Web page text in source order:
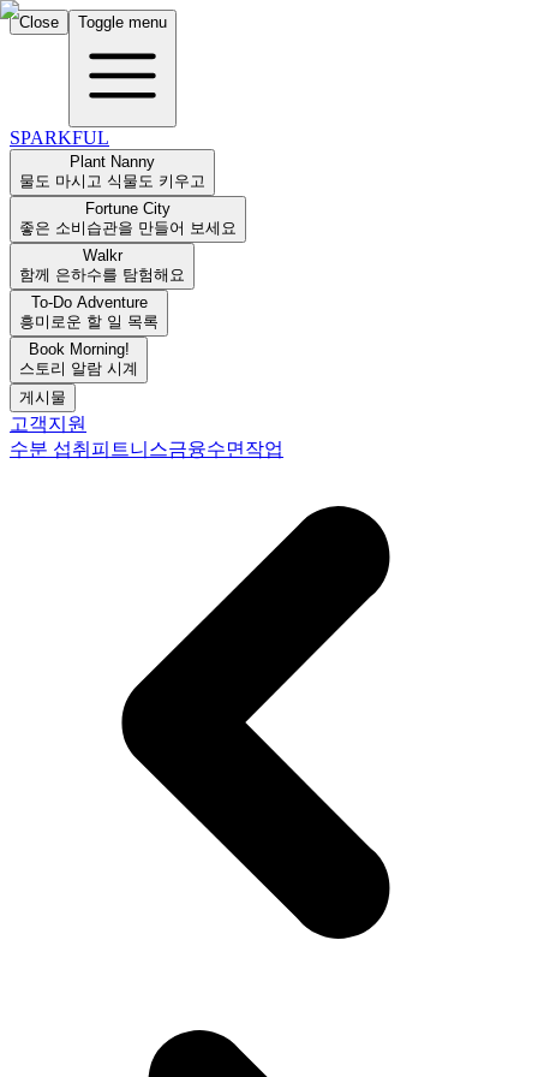
Close Toggle menu
SPARKFUL
Plant Nanny
물도 마시고 식물도 키우고
Fortune City
좋은 소비습관을 만들어 보세요
Walkr
함께 은하수를 탐험해요
To-Do Adventure
흥미로운 할 일 목록
Book Morning!
스토리 알람 시계
게시물
고객지원
수분 섭취 피트니스금융수면 작업